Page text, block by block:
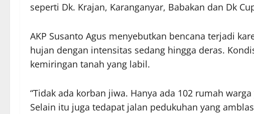
seperti Dk. Krajan, Karanganyar, Babakan dan Dk
AKP Susanto Agus menyebutkan bencana terjadi
hujan dengan intensitas sedang hingga deras.
kemiringan tanah yang labil.
“Tidak ada korban jiwa. Hanya ada 102 rumah
Selain itu juga tedapat jalan pedukuhan yang